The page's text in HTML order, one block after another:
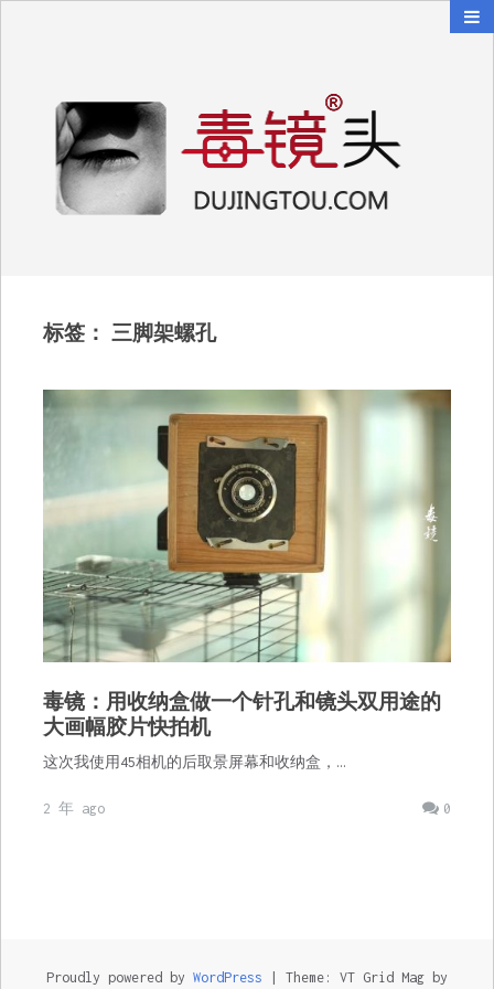
标签： 三脚架螺孔
毒镜：用收纳盒做一个针孔和镜头双用途的
大画幅胶片快拍机
这次我使用45相机的后取景屏幕和收纳盒，…
0
2 年 ago
Proudly powered by WordPress Theme: VT Grid Mag by